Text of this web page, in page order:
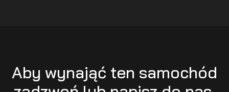
Aby wynająć ten samochód